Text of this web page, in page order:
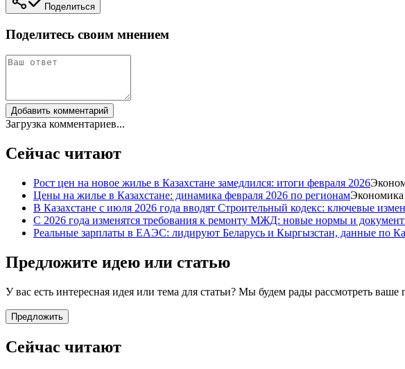
Поделиться
Поделитесь своим мнением
Добавить комментарий
Загрузка комментариев...
Сейчас читают
Рост цен на новое жилье в Казахстане замедлился: итоги февраля 2026
Цены на жилье в Казахстане: динамика февраля 2026 по регионамЭкономика
В Казахстане с июля 2026 года вводят Строительный кодекс: ключевые
С 2026 года изменятся требования к ремонту МЖД: новые нормы и
Реальные зарплаты в ЕАЭС: лидируют Беларусь и Кыргызстан, данные по
Предложите идею или статью
У вас есть интересная идея или тема для статьи? Мы будем рады рассмотреть ваше
Предложить
Сейчас читают